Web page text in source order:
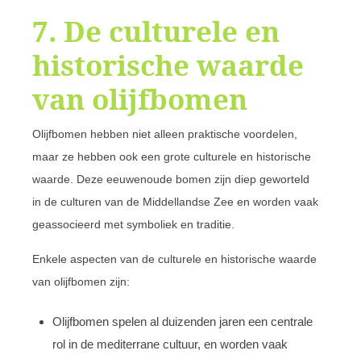
7. De culturele en
historische waarde
van olijfbomen
Olijfbomen hebben niet alleen praktische voordelen,
maar ze hebben ook een grote culturele en historische
waarde. Deze eeuwenoude bomen zijn diep geworteld
in de culturen van de Middellandse Zee en worden vaak
geassocieerd met symboliek en traditie.
Enkele aspecten van de culturele en historische waarde
van olijfbomen zijn:
Olijfbomen spelen al duizenden jaren een centrale
rol in de mediterrane cultuur, en worden vaak